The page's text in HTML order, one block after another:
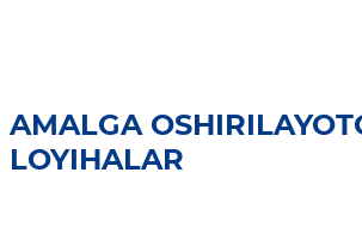
AMALGA
LOYIHALAR